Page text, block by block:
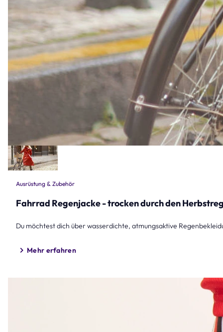
Ausrüstung & Zubehör
Fahrrad Regenjacke - trocken durch den
Du möchtest dich über wasserdichte, atmungsaktive
Mehr erfahren